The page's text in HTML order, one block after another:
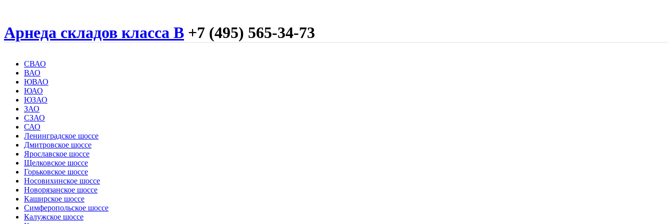
Арнеда складов класса B +7 (495) 565-34-73
СВАО
ВАО
ЮВАО
ЮАО
ЮЗАО
ЗАО
СЗАО
САО
Ленинградское шоссе
Дмитровское шоссе
Ярославское шоссе
Щелковское шоссе
Горьковское шоссе
Носовихинское шоссе
Новорязанское шоссе
Каширское шоссе
Симферопольское шоссе
Калужское шоссе